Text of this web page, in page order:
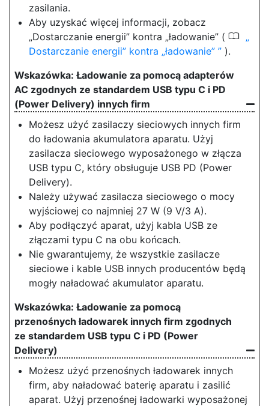
zasilania.
Aby uzyskać więcej informacji, zobacz
„Dostarczanie energii” kontra „ładowanie” ( 0
Dostarczanie energii” kontra „ładowanie”
).
Ładowanie za pomocą adapterów
AC zgodnych ze standardem USB typu C i PD
(Power Delivery) innych firm
Możesz użyć zasilaczy sieciowych innych firm
do ładowania akumulatora aparatu. Użyj
zasilacza sieciowego wyposażonego w złącza
USB typu C, który obsługuje USB PD (Power
Delivery).
Należy używać zasilacza sieciowego o mocy
wyjściowej co najmniej 27 W (9 V/3 A).
Aby podłączyć aparat, użyj kabla USB ze
złączami typu C na obu końcach.
Nie gwarantujemy, że wszystkie zasilacze
sieciowe i kable USB innych producentów będą
mogły naładować akumulator aparatu.
Ładowanie za pomocą
przenośnych ładowarek innych firm zgodnych
ze standardem USB typu C i PD (Power
Delivery)
Możesz użyć przenośnych ładowarek innych
firm, aby naładować baterię aparatu i zasilić
aparat. Użyj przenośnej ładowarki wyposażonej